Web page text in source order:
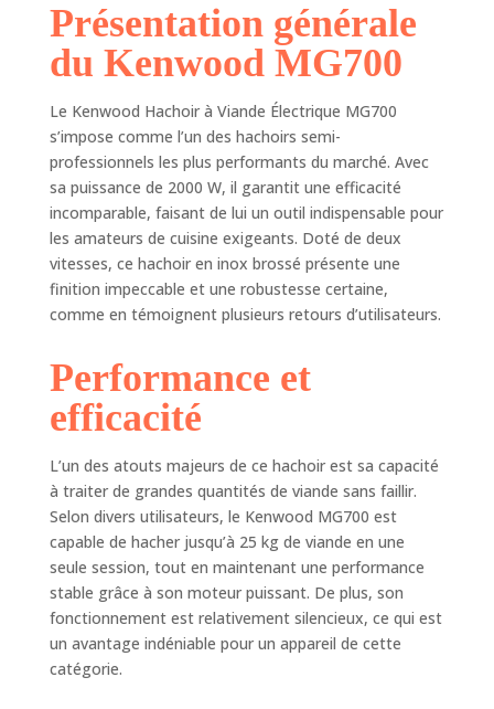
en métal et
permettant de
hacher
parfaitement et
rapidement tous
types de viandes,
de poissons ou de
volailles RECETTES
VARIES : 3
adaptateurs pour
toutes les
prépations 3 mm,
4.5 mm et 8 mm.
Réaliser facilement
poussoir adapté et
touche
avant/arrière
permet d'éviter les
bourrages de
viande RESISTANT
: Ce hachoir est
équipé d'une vis en
métal résistante à
l'usure et très
Présentation générale
du Kenwood MG700
Le Kenwood Hachoir à Viande Électrique MG700
s’impose comme l’un des hachoirs semi-
professionnels les plus performants du marché. Avec
sa puissance de 2000 W, il garantit une efficacité
incomparable, faisant de lui un outil indispensable pour
les amateurs de cuisine exigeants. Doté de deux
vitesses, ce hachoir en inox brossé présente une
finition impeccable et une robustesse certaine,
comme en témoignent plusieurs retours d’utilisateurs.
Performance et
efficacité
L’un des atouts majeurs de ce hachoir est sa capacité
à traiter de grandes quantités de viande sans faillir.
Selon divers utilisateurs, le Kenwood MG700 est
capable de hacher jusqu’à 25 kg de viande en une
seule session, tout en maintenant une performance
stable grâce à son moteur puissant. De plus, son
fonctionnement est relativement silencieux, ce qui est
un avantage indéniable pour un appareil de cette
catégorie.